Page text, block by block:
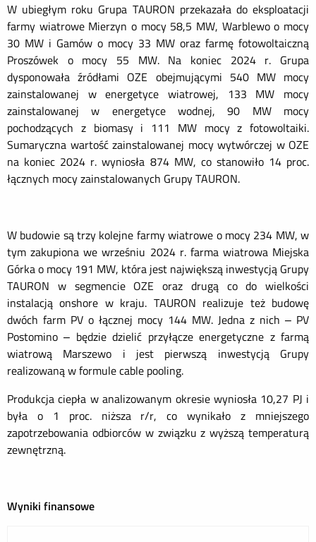
W ubiegłym roku Grupa TAURON przekazała do eksploatacji
farmy wiatrowe Mierzyn o mocy 58,5 MW, Warblewo o mocy
30 MW i Gamów o mocy 33 MW oraz farmę fotowoltaiczną
Proszówek o mocy 55 MW. Na koniec 2024 r. Grupa
dysponowała źródłami OZE obejmującymi 540 MW mocy
zainstalowanej w energetyce wiatrowej, 133 MW mocy
zainstalowanej w energetyce wodnej, 90 MW mocy
pochodzących z biomasy i 111 MW mocy z fotowoltaiki.
Sumaryczna wartość zainstalowanej mocy wytwórczej w OZE
na koniec 2024 r. wyniosła 874 MW, co stanowiło 14 proc.
łącznych mocy zainstalowanych Grupy TAURON.
W budowie są trzy kolejne farmy wiatrowe o mocy 234 MW, w
tym zakupiona we wrześniu 2024 r. farma wiatrowa Miejska
Górka o mocy 191 MW, która jest największą inwestycją Grupy
TAURON w segmencie OZE oraz drugą co do wielkości
instalacją onshore w kraju. TAURON realizuje też budowę
dwóch farm PV o łącznej mocy 144 MW. Jedna z nich – PV
Postomino – będzie dzielić przyłącze energetyczne z farmą
wiatrową Marszewo i jest pierwszą inwestycją Grupy
realizowaną w formule cable pooling.
Produkcja ciepła w analizowanym okresie wyniosła 10,27 PJ i
była o 1 proc. niższa r/r, co wynikało z mniejszego
zapotrzebowania odbiorców w związku z wyższą temperaturą
zewnętrzną.
Wyniki finansowe